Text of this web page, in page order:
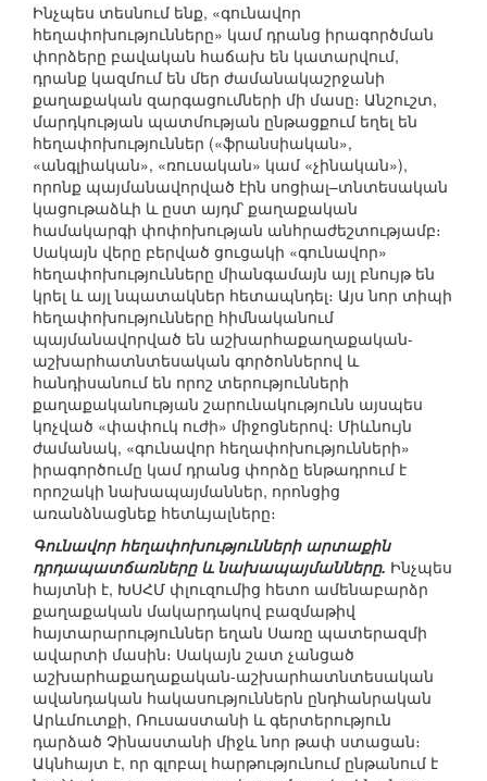
Ինչպես տեսնում ենք, «գունավոր
հեղափոխությունները» կամ դրանց իրագործման
փորձերը բավական հաճախ են կատարվում,
դրանք կազմում են մեր ժամանակաշրջանի
քաղաքական զարգացումների մի մասը։ Անշուշտ,
մարդկության պատմության ընթացքում եղել են
հեղափոխություններ («ֆրանսիական»,
«անգլիական», «ռուսական» կամ «չինական»),
որոնք պայմանավորված էին սոցիալ–տնտեսական
կացութաձևի և ըստ այդմ՝ քաղաքական
համակարգի փոփոխության անհրաժեշտությամբ։
Սակայն վերը բերված ցուցակի «գունավոր»
հեղափոխությունները միանգամայն այլ բնույթ են
կրել և այլ նպատակներ հետապնդել։ Այս նոր տիպի
հեղափոխությունները հիմնականում
պայմանավորված են աշխարհաքաղաքական-
աշխարհատնտեսական գործոններով և
հանդիսանում են որոշ տերությունների
քաղաքականության շարունակությունն այսպես
կոչված «փափուկ ուժի» միջոցներով։ Միևնույն
ժամանակ, «գունավոր հեղափոխությունների»
իրագործումը կամ դրանց փորձը ենթադրում է
որոշակի նախապայմաններ, որոնցից
առանձնացնեք հետևյալները։
Գունավոր հեղափոխությունների արտաքին
դրդապատճառները և նախապայմանները. Ինչպես
հայտնի է, ԽՍՀՄ փլուզումից հետո ամենաբարձր
քաղաքական մակարդակով բազմաթիվ
հայտարարություններ եղան Սառը պատերազմի
ավարտի մասին։ Սակայն շատ չանցած
աշխարհաքաղաքական-աշխարհատնտեսական
ավանդական հակասություններն ընդհանրական
Արևմուտքի, Ռուսաստանի և գերտերություն
դարձած Չինաստանի միջև նոր թափ ստացան։
Ակնհայտ է, որ գլոբալ հարթությունում ընթանում է